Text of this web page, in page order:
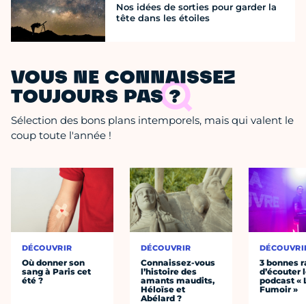
Nos idées de sorties pour garder la
tête dans les étoiles
VOUS NE CONNAISSEZ
TOUJOURS PAS ?
Sélection des bons plans intemporels, mais qui valent le
coup toute l'année !
DÉCOUVRIR
Où donner son
sang à Paris cet
été ?
DÉCOUVRIR
Connaissez-vous
l’histoire des
amants maudits,
Héloïse et
Abélard ?
3 bonnes
d’écouter
podcast «
Fumoir »